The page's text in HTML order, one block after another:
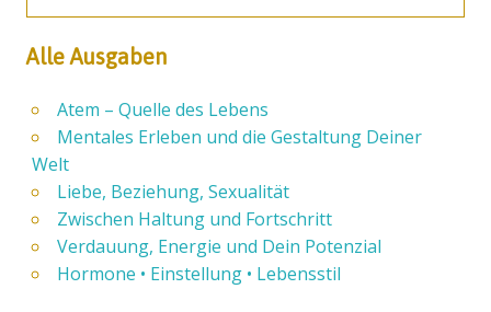
Alle Ausgaben
Atem – Quelle des Lebens
Mentales Erleben und die Gestaltung Deiner
Welt
Liebe, Beziehung, Sexualität
Zwischen Haltung und Fortschritt
Verdauung, Energie und Dein Potenzial
Hormone • Einstellung • Lebensstil